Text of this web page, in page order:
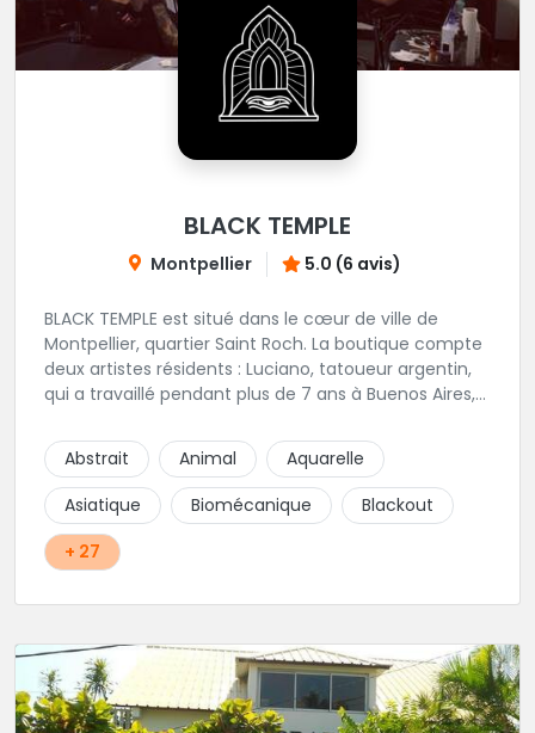
BLACK TEMPLE
Montpellier 5.0 (6 avis)
BLACK TEMPLE est situé dans le cœur de ville de
Montpellier, quartier Saint Roch. La boutique compte
deux artistes résidents : Luciano, tatoueur argentin,
qui a travaillé pendant plus de 7 ans à Buenos Aires,
qui a travaillé dans plusieurs boutiques de la ville
avant de rejoindre notre équipe. La boutique
accueille plusieurs artistes tatoueurs en tant que
guests tout au long de l'année afin de proposer
d'autres styles.
Abstrait Animal
Aquarelle
Asiatique
Biomécanique
Blackout
+ 27